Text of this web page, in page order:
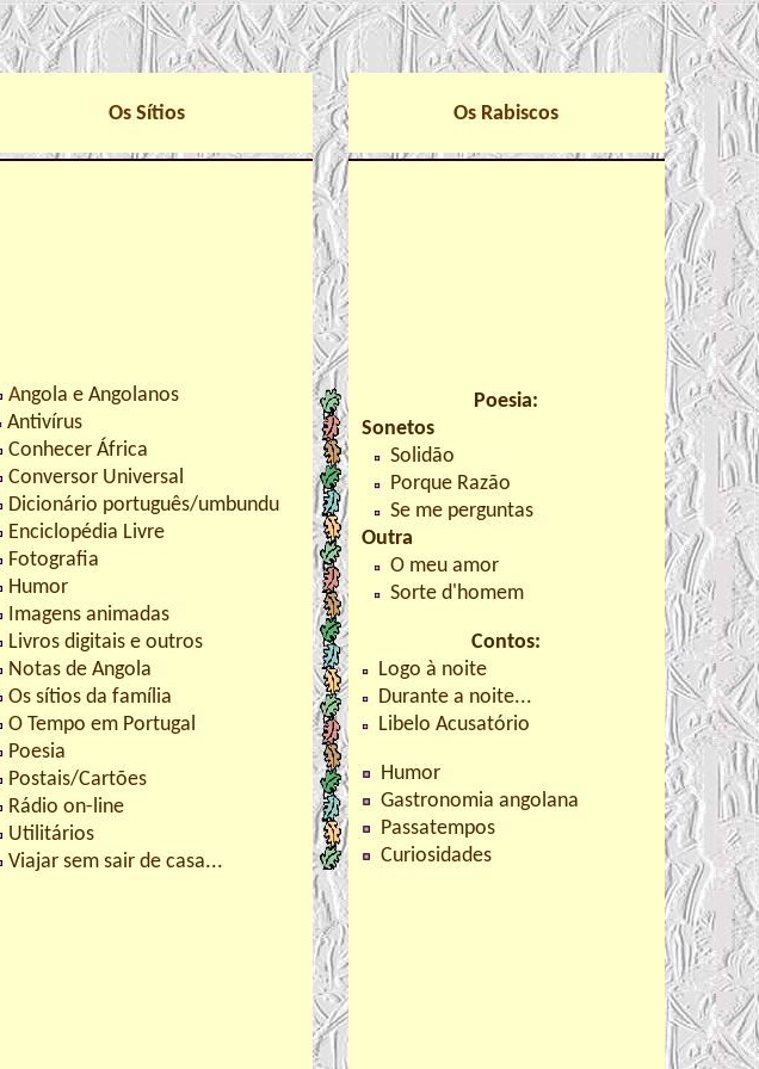
Os Sítios Os Rabiscos
Angola e Angolanos
Antivírus
Conhecer África
Conversor Universal
Dicionário português/umbundu
Enciclopédia Livre
Fotografia
Humor
Imagens animadas
Livros digitais e outros
Notas de Angola
Os sítios da família
O Tempo em Portugal
Poesia
Postais/Cartões
Rádio on-line
Utilitários
Viajar sem sair de casa...
Poesia:
Sonetos
Solidão
Porque Razão
Se me perguntas
Outra
O meu amor
Sorte d'homem
Contos:
Logo à noite
Durante a noite...
Libelo Acusatório
Humor
Gastronomia angolana
Passatempos
Curiosidades